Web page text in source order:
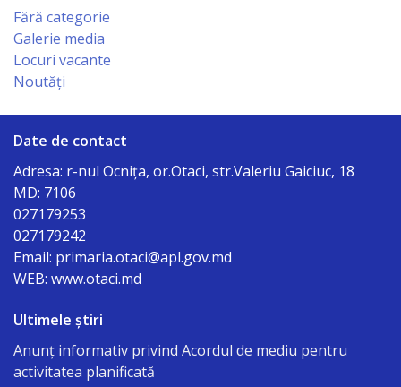
autorizații
Ajutor
material
Informații
Strategia
de
dezvoltare
Regulamente
Taxe
locale
Fără categorie
Galerie media
Locuri vacante
Noutăți
Date de contact
Adresa: r-nul Ocniţa, or.Otaci, str.Valeriu Gaiciuc, 18
MD: 7106
027179253
027179242
Email: primaria.otaci@apl.gov.md
WEB: www.otaci.md
Ultimele știri
Anunț informativ privind Acordul de mediu pentru
activitatea planificată